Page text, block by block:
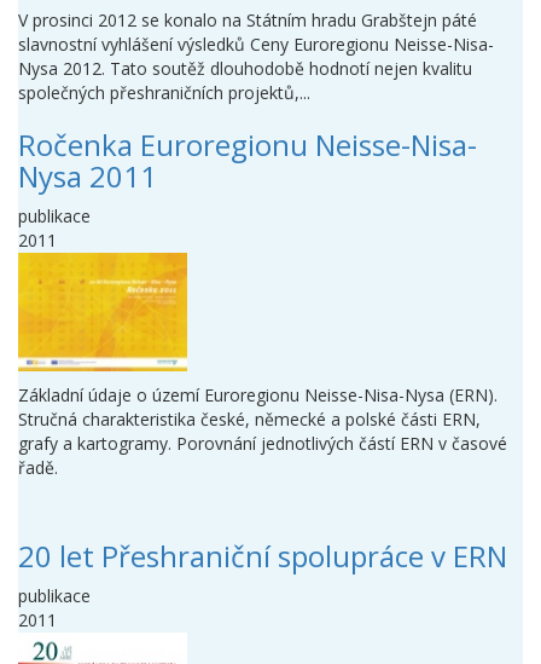
V prosinci 2012 se konalo na Státním hradu Grabštejn páté
slavnostní vyhlášení výsledků Ceny Euroregionu Neisse-Nisa-
Nysa 2012. Tato soutěž dlouhodobě hodnotí nejen kvalitu
společných přeshraničních projektů,...
Ročenka Euroregionu Neisse-Nisa-
Nysa 2011
publikace
2011
Základní údaje o území Euroregionu Neisse-Nisa-Nysa (ERN).
Stručná charakteristika české, německé a polské části ERN,
grafy a kartogramy. Porovnání jednotlivých částí ERN v časové
řadě.
20 let Přeshraniční spolupráce v ERN
publikace
2011